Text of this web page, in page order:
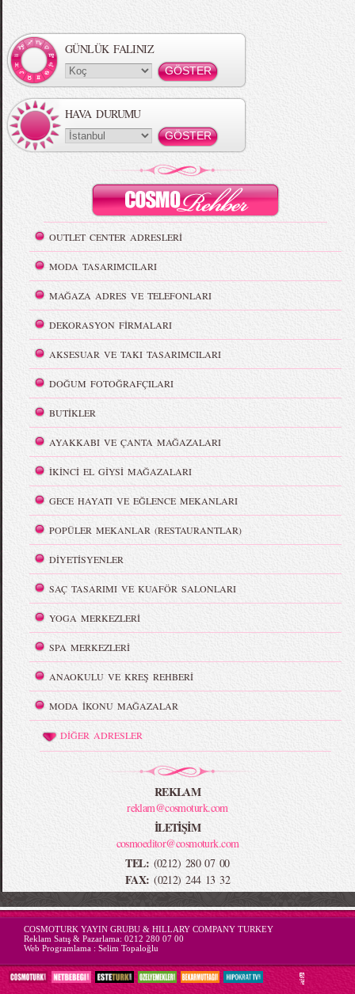
GÜNLÜK FALINIZ
HAVA DURUMU
OUTLET CENTER ADRESLERİ
MODA TASARIMCILARI
MAĞAZA ADRES VE TELEFONLARI
DEKORASYON FİRMALARI
AKSESUAR VE TAKI TASARIMCILARI
DOĞUM FOTOĞRAFÇILARI
BUTİKLER
AYAKKABI VE ÇANTA MAĞAZALARI
İKİNCİ EL GİYSİ MAĞAZALARI
GECE HAYATI VE EĞLENCE MEKANLARI
POPÜLER MEKANLAR (RESTAURANTLAR)
DİYETİSYENLER
SAÇ TASARIMI VE KUAFÖR SALONLARI
YOGA MERKEZLERİ
SPA MERKEZLERİ
ANAOKULU VE KREŞ REHBERİ
MODA İKONU MAĞAZALAR
DİĞER ADRESLER
REKLAM
reklam@cosmoturk.com
İLETİŞİM
cosmoeditor@cosmoturk.com
TEL: (0212) 280 07 00
FAX: (0212) 244 13 32
-->
COSMOTURK YAYIN GRUBU & HILLARY COMPANY TURKEY
Reklam Satış & Pazarlama: 0212 280 07 00
Web Programlama : Selim Topaloğlu